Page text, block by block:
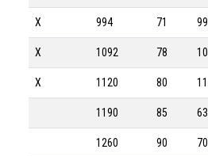
X 994 71
X 1092 78
X 1120 80
1190 85
1260 90